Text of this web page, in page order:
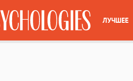
ЛУЧШЕЕ